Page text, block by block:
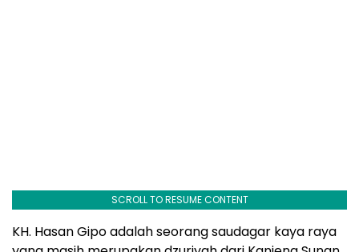
SCROLL TO RESUME CONTENT
KH. Hasan Gipo adalah seorang saudagar kaya raya